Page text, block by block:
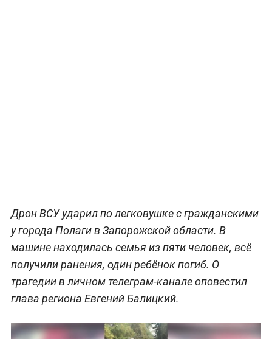
Дрон ВСУ ударил по легковушке с гражданскими
у города Полаги в Запорожской области. В
машине находилась семья из пяти человек, всё
получили ранения, один ребёнок погиб. О
трагедии в личном телеграм-канале оповестил
глава региона Евгений Балицкий.